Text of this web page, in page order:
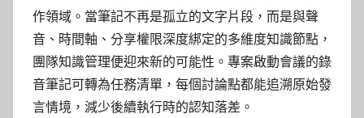
作領域。當筆記不再是孤立的文字片段，而是與聲
音、時間軸、分享權限深度綁定的多維度知識節點，
團隊知識管理便迎來新的可能性。專案啟動會議的錄
音筆記可轉為任務清單，每個討論點都能追溯原始發
言情境，減少後續執行時的認知落差。